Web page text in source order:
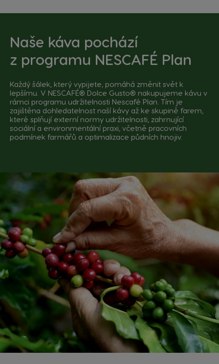
Naše káva pochází
z programu NESCAFÉ Plan
Každý šálek, který vypijete, pomáhá změnit svět k
lepšímu. V NESCAFÉ® Dolce Gusto® nakupujeme kávu v
rámci programu udržitelnosti Nescafé Plan. Tím je
zajištěna dohledatelnost naší kávy až ke skupině farem,
které splňují externí normy udržitelnosti, zahrnující
sociální a environmentální praxi, včetně pracovních
podmínek farmářů a optimalizace půdních hnojiv.